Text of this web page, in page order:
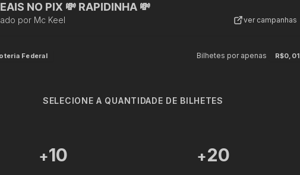
NO PIX 💸 RAPIDINHA 💸
por Mc Keel ver campanhas
Federal Bilhetes por apenas R$0,01
SELECIONE A QUANTIDADE DE BILHETES
+10 +20